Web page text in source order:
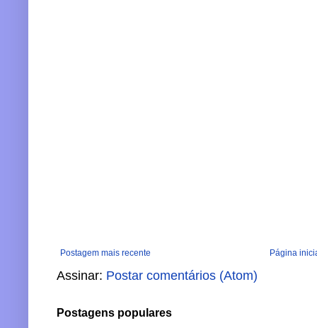
Postagem mais recente Página
Assinar: Postar comentários (Atom)
Postagens populares